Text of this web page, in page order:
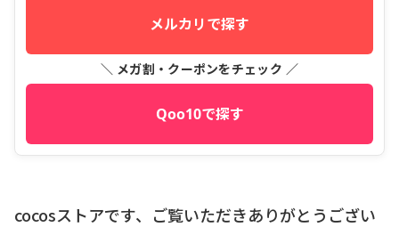
メルカリで探す
＼ メガ割・クーポンをチェック ／
Qoo10で探す
cocosストアです、ご覧いただきありがとうござい